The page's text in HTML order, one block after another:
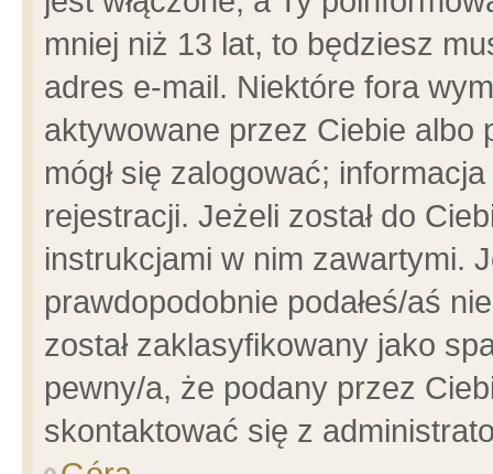
mniej niż 13 lat, to będziesz
adres e-mail. Niektóre fora
aktywowane przez Ciebie albo
mógł się zalogować;
rejestracji. Jeżeli został do
instrukcjami w nim zawartymi.
prawdopodobnie podałeś/aś
został zaklasyfikowany jako
pewny/a, że podany przez
skontaktować się z